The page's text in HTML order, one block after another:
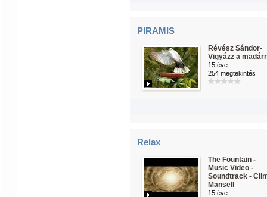
PIRAMIS
Révész Sándor-
Vigyázz a
15 éve
254 megtekintés
Relax
The Fountain -
Music Video -
Soundtrack -
Mansell
15 éve